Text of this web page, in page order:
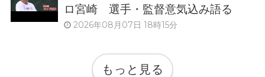
ロ宮崎 選手・監督意気込み語る
2026年08月07日 18時15分
もっと見る